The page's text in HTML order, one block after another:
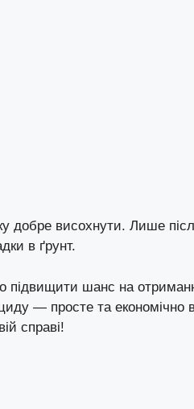
добре висохнути. Лише
в ґрунт.
шанс на
— просте та економічно
справі!